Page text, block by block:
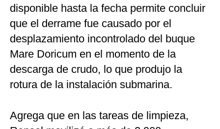
disponible hasta la fecha permite concluir
que el derrame fue causado por el
desplazamiento incontrolado del buque
Mare Doricum en el momento de la
descarga de crudo, lo que produjo la
rotura de la instalación submarina.
Agrega que en las tareas de limpieza,